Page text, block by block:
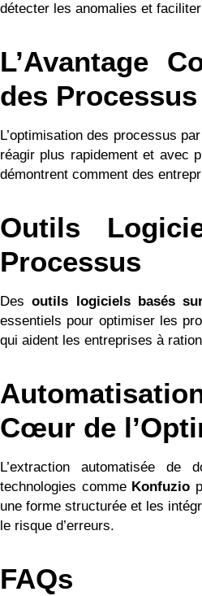
détecter les anomalies et
L’Avantage
des Processus
L’optimisation des processus
réagir plus rapidement et avec
démontrent comment des
Outils
Processus
Desoutils logiciels basés
essentiels pour optimiser les
qui aident les entreprises à
Cœur de
L’extraction automatisée de
technologies comme Konfuzio
une forme structurée et les
le risque d’erreurs.
FAQs